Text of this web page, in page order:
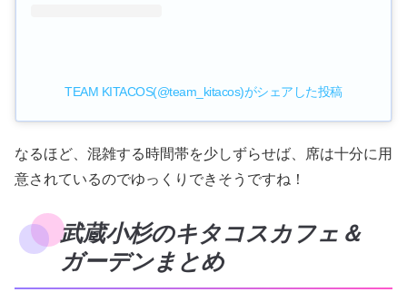
TEAM KITACOS(@team_kitacos)がシェアした投稿
なるほど、混雑する時間帯を少しずらせば、席は十分に用
意されているのでゆっくりできそうですね！
武蔵小杉のキタコスカフェ＆
ガーデンまとめ